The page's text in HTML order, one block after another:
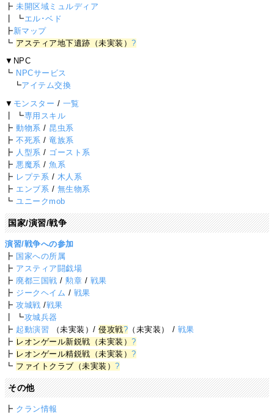
┣未開区域ミュルディア
┃ ┗エル･ベド
┣新マップ
┗ アスティア地下遺跡（未実装）?
▼NPC
┗ NPCサービス
┗アイテム交換
▼ モンスター / 一覧
┃ ┗専用スキル
┣動物系 / 昆虫系
┣不死系 /竜族系
┣ 人型系 / ゴースト系
┣ 悪魔系 /魚系
┣ レプテ系 / 木人系
┣ エンブ系 / 無生物系
┗ ユニークmob
国家/演習/戦争
演習/戦争への参加
┣ 国家への所属
┣ アスティア闘戯場
┣ 廃都三国戦 /勲章 / 戦果
┣ ジークヘイム / 戦果
┣攻城戦 /戦果
┃ ┗攻城兵器
┣ 起動演習 （未実装）/侵攻戦? （未実装） / 戦果
┣ レオンゲール新鋭戦（未実装）?
┣ レオンゲール精鋭戦（未実装）?
┗ ファイトクラブ（未実装）?
その他
┣ クラン情報